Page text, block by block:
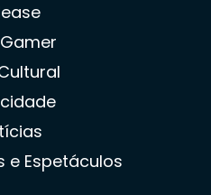
e Espetáculos